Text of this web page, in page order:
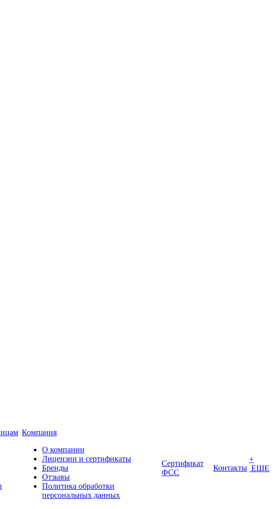
Компания
О компании
Лицензии и сертификаты
Бренды
Отзывы
Политика обработки
персональных данных
Сертификат
ФСС
Контакты
+
ЕЩЕ